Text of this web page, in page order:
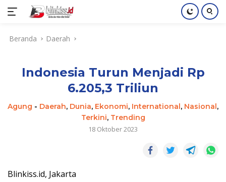
Beranda Daerah
Indonesia Turun Menjadi Rp
6.205,3 Triliun
Agung - Daerah, Dunia, Ekonomi, International, Nasional,
Terkini, Trending
18 Oktober 2023
Blinkiss.id, Jakarta